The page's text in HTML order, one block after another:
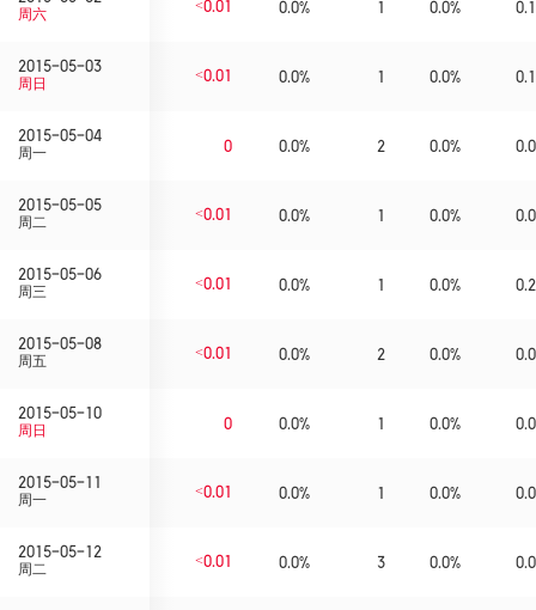
周六
<0.01 0.0% 1 0.0% 0.1
2015-05-03
周日
<0.01 0.0% 1 0.0% 0.1
2015-05-04
周一
0 0.0% 2 0.0% 0.0
2015-05-05
周二
<0.01 0.0% 1 0.0% 0.0
2015-05-06
周三
<0.01 0.0% 1 0.0% 0.2
2015-05-08
周五
<0.01 0.0% 2 0.0% 0.0
2015-05-10
周日
0 0.0% 1 0.0% 0.0
2015-05-11
周一
<0.01 0.0% 1 0.0% 0.0
2015-05-12
周二
<0.01 0.0% 3 0.0% 0.0